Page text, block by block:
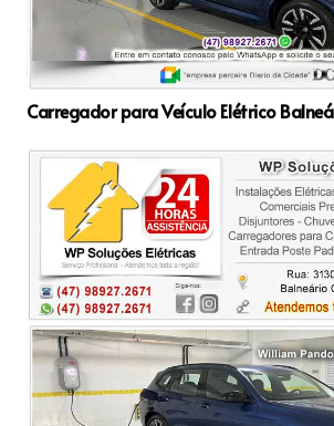
Carregador para Veículo Elétrico